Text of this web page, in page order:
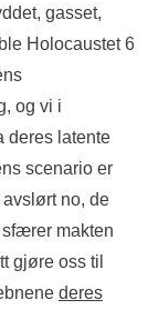
gasset,
Holocaustet 6
og vi i
deres latente
scenario er
no, de
sfærer makten
gjøre oss til
deres